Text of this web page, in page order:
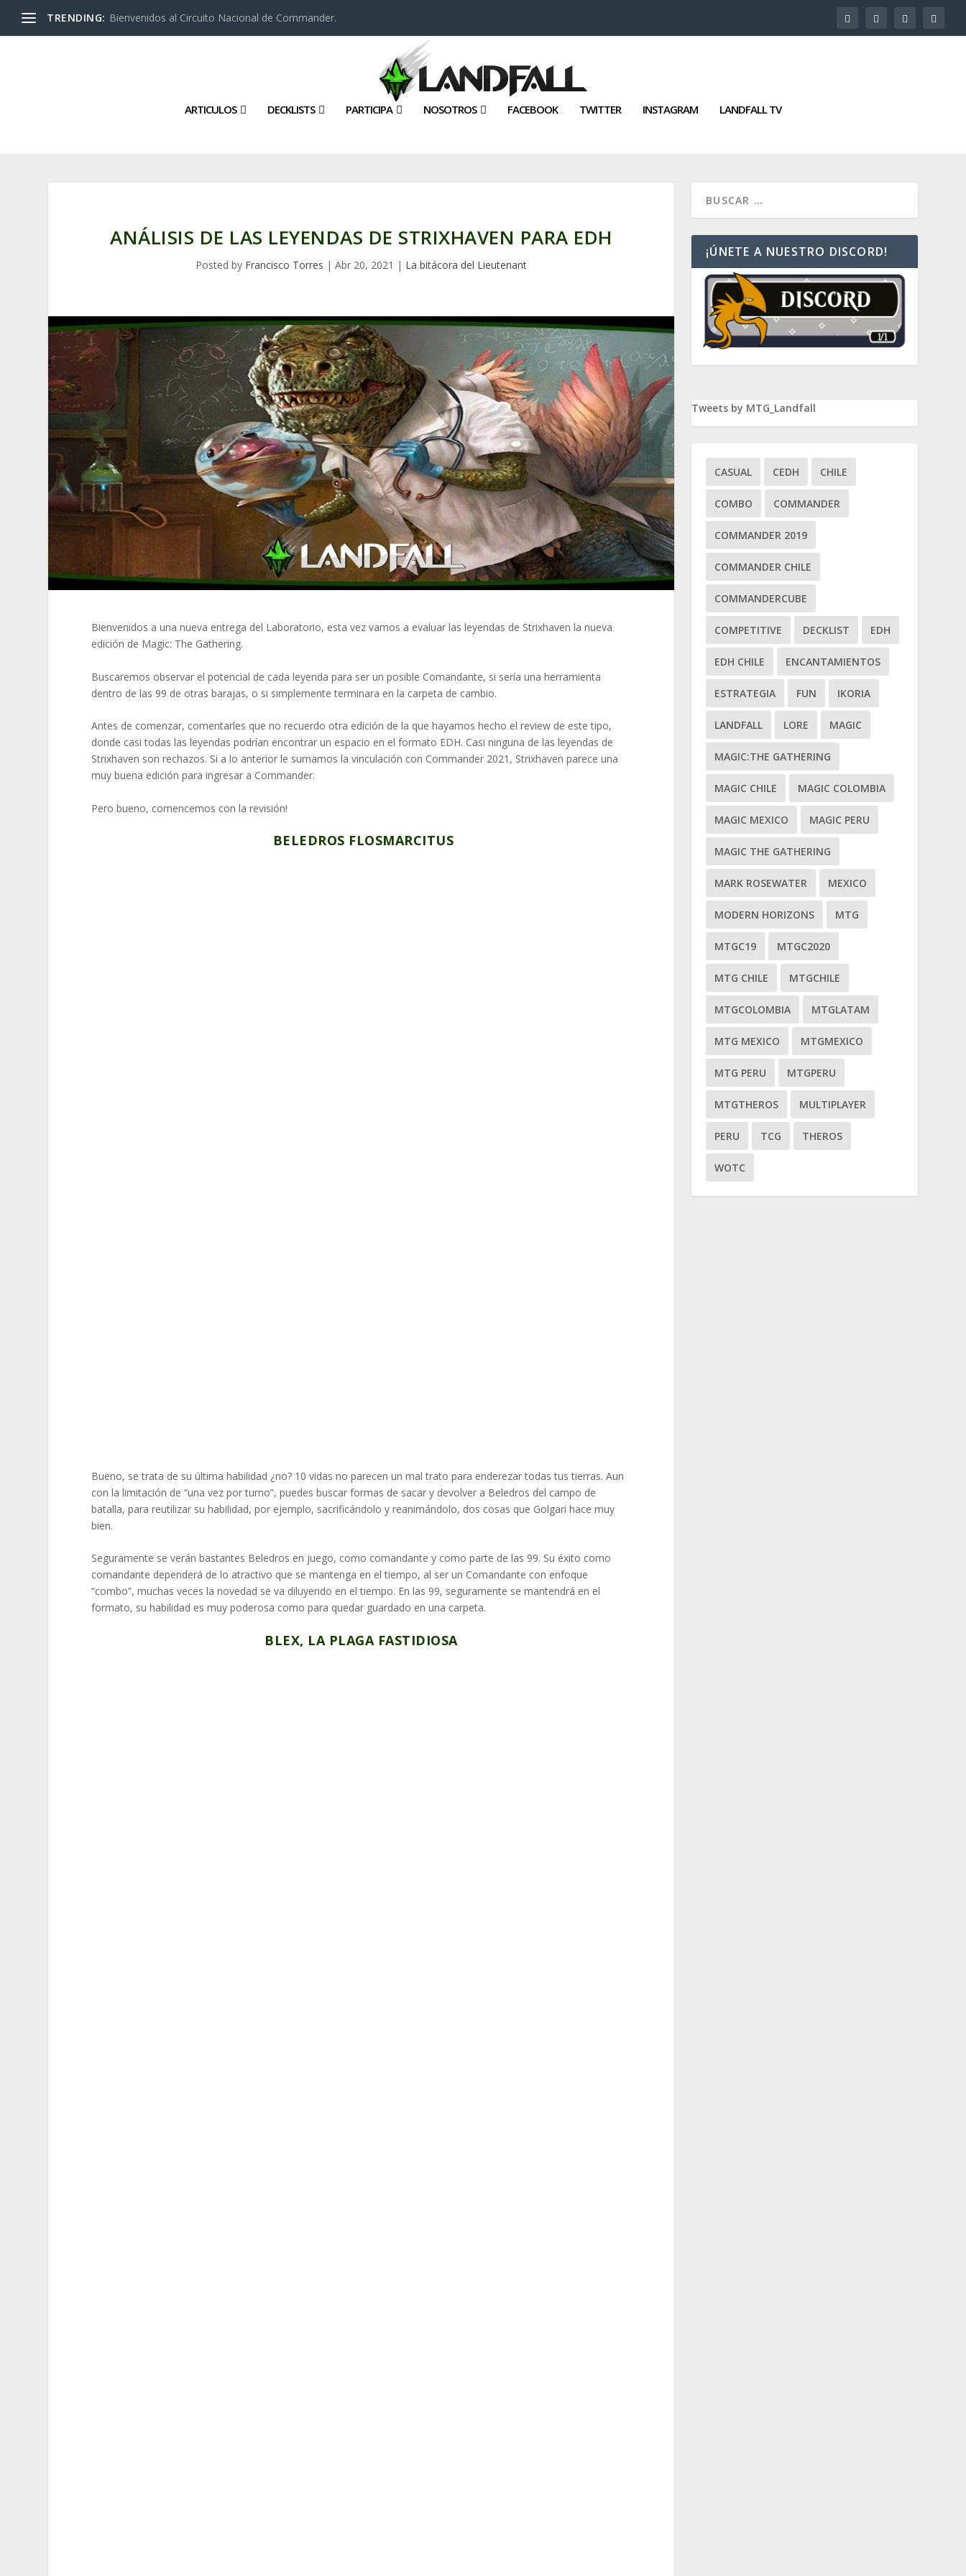
TRENDING: Bienvenidos al Circuito Nacional de Commander.
ARTICULOS DECKLISTS PARTICIPA NOSOTROS FACEBOOK TWITTER INSTAGRAM LANDFALL TV
ANÁLISIS DE LAS LEYENDAS DE STRIXHAVEN PARA EDH
Posted by Francisco Torres |Abr 20, 2021 | La bitácora del Lieutenant
Bienvenidos a una nueva entrega del Laboratorio, esta vez vamos a evaluar las leyendas de Strixhaven la nueva
edición de Magic: The Gathering.
Buscaremos observar el potencial de cada leyenda para ser un posible Comandante, si sería una herramienta
dentro de las 99 de otras barajas, o si simplemente terminara en la carpeta de cambio.
Antes de comenzar, comentarles que no recuerdo otra edición de la que hayamos hecho el review de este tipo,
donde casi todas las leyendas podrían encontrar un espacio en el formato EDH. Casi ninguna de las leyendas de
Strixhaven son rechazos. Si a lo anterior le sumamos la vinculación con Commander 2021, Strixhaven parece una
muy buena edición para ingresar a Commander.
Pero bueno, comencemos con la revisión!
BELEDROS FLOSMARCITUS
Bueno, se trata de su última habilidad ¿no? 10 vidas no parecen un mal trato para enderezar todas tus tierras. Aun
con la limitación de “una vez por turno”, puedes buscar formas de sacar y devolver a Beledros del campo de
batalla, para reutilizar su habilidad, por ejemplo, sacrificándolo y reanimándolo, dos cosas que Golgari hace muy
bien.
Seguramente se verán bastantes Beledros en juego, como comandante y como parte de las 99. Su éxito como
comandante dependerá de lo atractivo que se mantenga en el tiempo, al ser un Comandante con enfoque
“combo”, muchas veces la novedad se va diluyendo en el tiempo. En las 99, seguramente se mantendrá en el
formato, su habilidad es muy poderosa como para quedar guardado en una carpeta.
BLEX, LA PLAGA FASTIDIOSA
¡ÚNETE A NUESTRO DISCORD!
Tweets by MTG_Landfall
CASUAL CEDH CHILE
COMBO COMMANDER
COMMANDER 2019
COMMANDER CHILE
COMMANDERCUBE
COMPETITIVE DECKLIST EDH
EDH CHILE ENCANTAMIENTOS
ESTRATEGIA FUN IKORIA
LANDFALL LORE MAGIC
MAGIC:THE GATHERING
MAGIC CHILE MAGIC COLOMBIA
MAGIC MEXICO MAGIC PERU
MAGIC THE GATHERING
MARK ROSEWATER MEXICO
MODERN HORIZONS MTG
MTGC19 MTGC2020
MTG CHILE MTGCHILE
MTGCOLOMBIA MTGLATAM
MTG MEXICO MTGMEXICO
MTG PERU MTGPERU
MTGTHEROS MULTIPLAYER
PERU TCG THEROS
WOTC